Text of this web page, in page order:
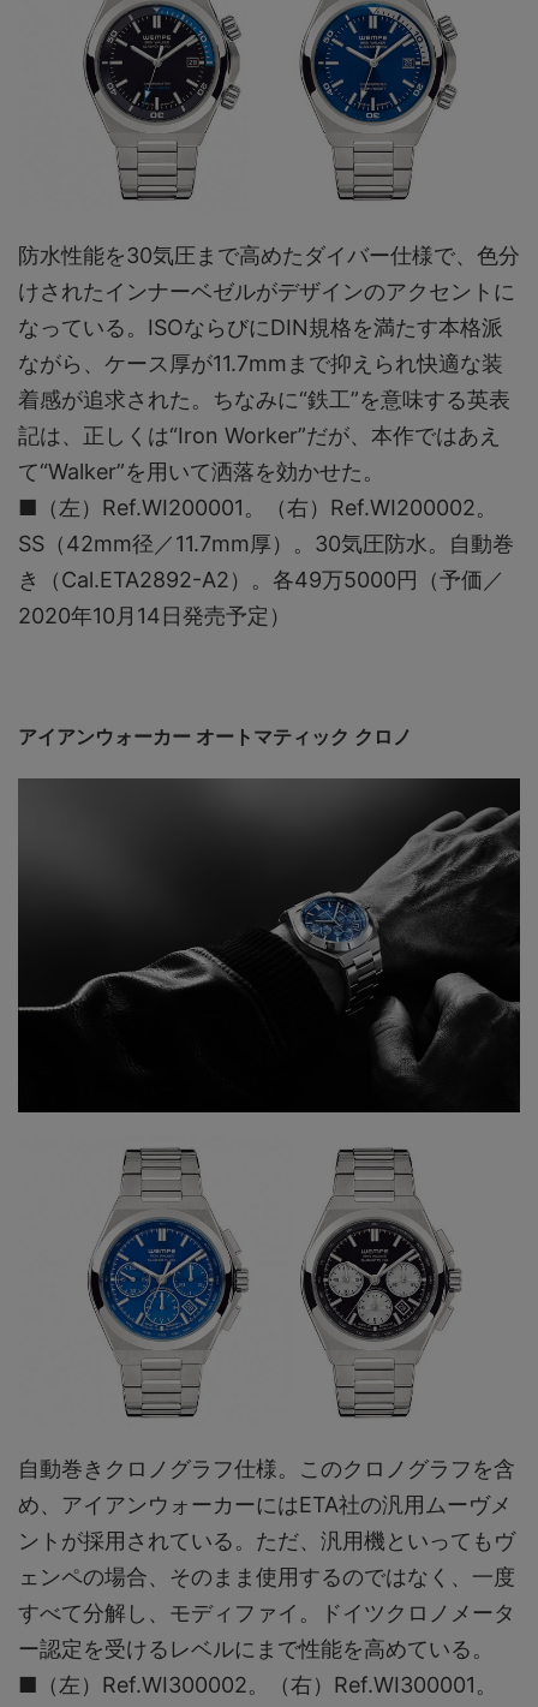
防水性能を30気圧まで高めたダイバー仕様で、色分
けされたインナーベゼルがデザインのアクセントに
なっている。ISOならびにDIN規格を満たす本格派
ながら、ケース厚が11.7mmまで抑えられ快適な装
着感が追求された。ちなみに“鉄工”を意味する英表
記は、正しくは“Iron Worker”だが、本作ではあえ
て“Walker”を用いて洒落を効かせた。
■（左）Ref.WI200001。（右）Ref.WI200002。
SS（42mm径／11.7mm厚）。30気圧防水。自動巻
き（Cal.ETA2892-A2）。各49万5000円（予価／
2020年10月14日発売予定）
アイアンウォーカー オートマティック クロノ
自動巻きクロノグラフ仕様。このクロノグラフを含
め、アイアンウォーカーにはETA社の汎用ムーヴメ
ントが採用されている。ただ、汎用機といってもヴ
ェンペの場合、そのまま使用するのではなく、一度
すべて分解し、モディファイ。ドイツクロノメータ
ー認定を受けるレベルにまで性能を高めている。
■（左）Ref.WI300002。（右）Ref.WI300001。